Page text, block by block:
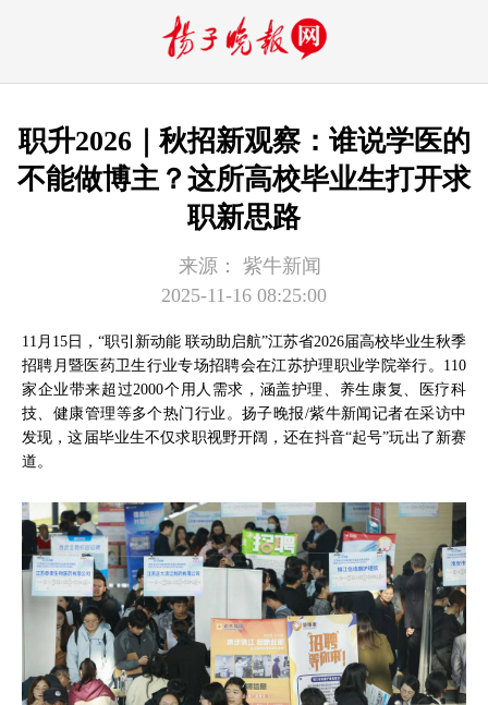
​职升2026｜秋招新观察：谁说学医的
不能做博主？这所高校毕业生打开求
职新思路
来源：
紫牛新闻
2025-11-16 08:25:00
11月15日，“职引新动能 联动助启航”江苏省2026届高校毕业生秋季
招聘月暨医药卫生行业专场招聘会在江苏护理职业学院举行。110
家企业带来超过2000个用人需求，涵盖护理、养生康复、医疗科
技、健康管理等多个热门行业。扬子晚报/紫牛新闻记者在采访中
发现，这届毕业生不仅求职视野开阔，还在抖音“起号”玩出了新赛
道。